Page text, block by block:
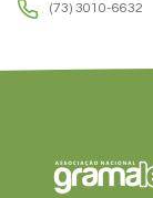
(73) 3010-6632